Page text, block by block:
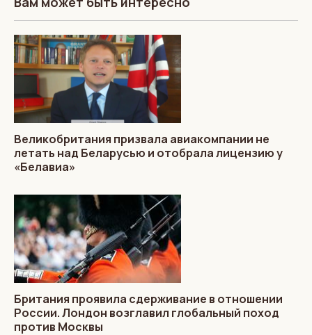
Великобритания призвала авиакомпании не
летать над Беларусью и отобрала лицензию у
«Белавиа»
Британия проявила сдерживание в отношении
России. Лондон возглавил глобальный поход
против Москвы